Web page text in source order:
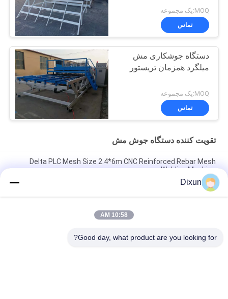
MOQ:یک مجموعه
تماس
دستگاه جوشکاری مش
میلگرد همزمان تریستور
MOQ:یک مجموعه
تماس
تقویت کننده دستگاه جوش مش
Delta PLC Mesh Size 2.4*6m CNC Reinforced Rebar Mesh
Welding Machine
Mesh Size 200*200mm Mesh Length 12m Concrete
Reinforcing Mesh Welding Machine
رابر 10mm تقویت میش 2.4 * 6m تقویت استیل بار میش جوش
Dixun
10:58 AM
Good day, what product are you looking for?